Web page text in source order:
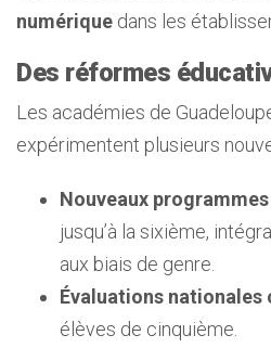
numérique dans les
Des réformes
Les académies de
expérimentent plusieurs
Nouveaux programmes
jusqu’à la sixième,
aux biais de genre.
Évaluations
élèves de cinquième.